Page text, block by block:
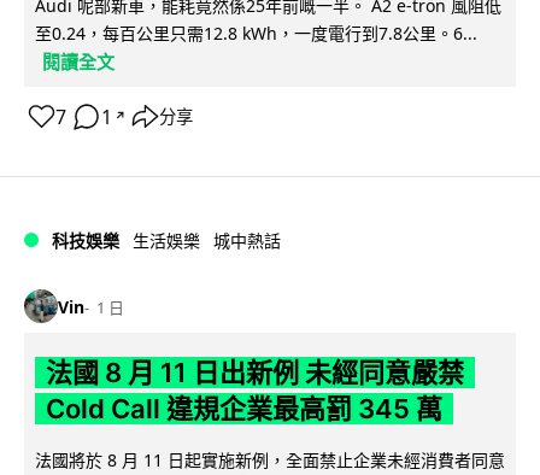
Audi 呢部新車，能耗竟然係25年前嘅一半。 A2 e-tron 風阻低
至0.24，每百公里只需12.8 kWh，一度電行到7.8公里。6...
閱讀全文
7 1 ↗ 分享
科技娛樂 生活娛樂 城中熱話
Vin 1 日
法國 8 月 11 日出新例 未經同意嚴禁
Cold Call 違規企業最高罰 345 萬
法國將於 8 月 11 日起實施新例，全面禁止企業未經消費者同意